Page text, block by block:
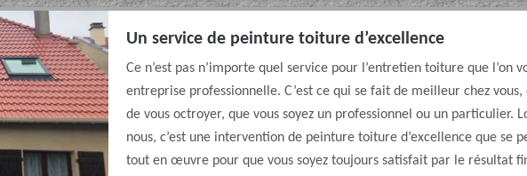
Un service de peinture toiture d’excellence
Ce n’est pas n’importe quel service pour l’entretien toiture que l’on
entreprise professionnelle. C’est ce qui se fait de meilleur chez vous,
de vous octroyer, que vous soyez un professionnel ou un particulier.
nous, c’est une intervention de peinture toiture d’excellence que se
tout en œuvre pour que vous soyez toujours satisfait par le résultat